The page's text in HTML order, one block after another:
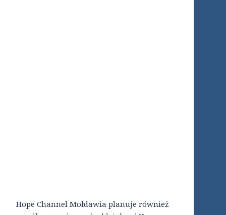
Hope Channel Mołdawia planuje również